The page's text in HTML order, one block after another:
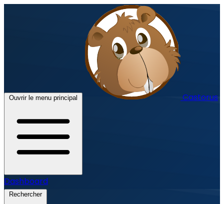
Ouvrir le menu principal Castorus
Dashboard
Rechercher